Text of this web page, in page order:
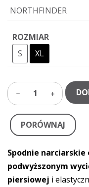
NORTHFINDER
ROZMIAR
S
XL
1
PORÓWNAJ
Spodnie
podwyższonym
piersiowej i